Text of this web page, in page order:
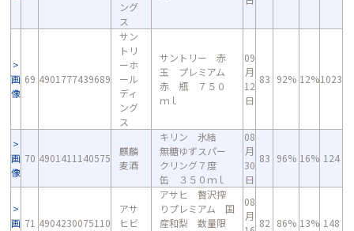
ング
ス
画
像
69 4901777439689
サン
トリ
ーホ
ール
ディ
ング
ス
サントリー 赤
玉 プレミアム
赤 瓶 ７５０
ｍｌ
09
月
12
日
83 92% 12%1023
画
像
70 4901411140575
麒麟
麦酒
キリン 氷結
無糖ゆずスパー
クリング７度
缶 ３５０ｍｌ
08
月
30
日
83 96% 16% 124
画 71 4904230075110
アサ
ヒビ
アサヒ 贅沢搾
りプレミアム 国
産和梨 数量限
08
月
82 86% 13% 148